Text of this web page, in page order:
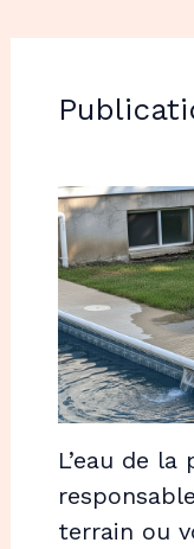
L’eau de
terrain ou